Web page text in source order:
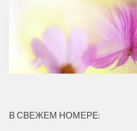
В СВЕЖЕМ НОМЕРЕ: